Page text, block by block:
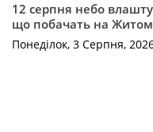
12 серпня небо
що побачать на
Понеділок, 3 Серпня,